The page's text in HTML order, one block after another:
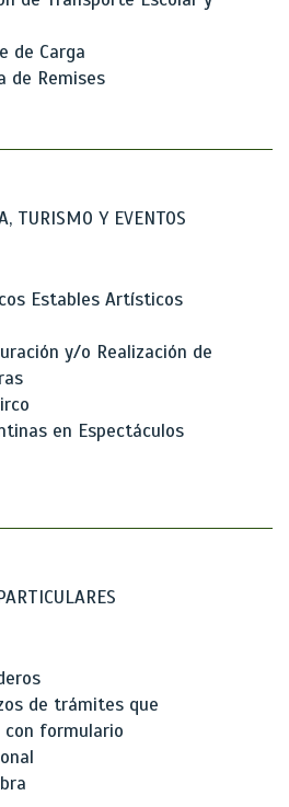
de Carga
de Remises
TURISMO Y EVENTOS
Estables Artísticos
y/o Realización de
en Espectáculos
de trámites que
con formulario